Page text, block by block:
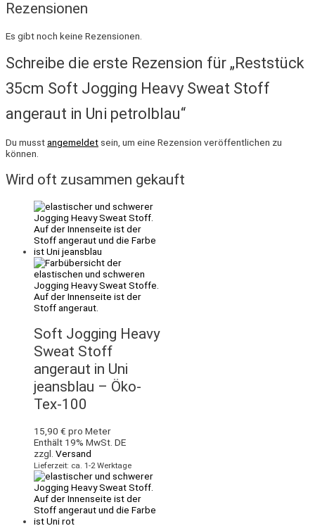
Rezensionen
Es gibt noch keine Rezensionen.
Schreibe die erste Rezension für „Reststück
35cm Soft Jogging Heavy Sweat Stoff
angeraut in Uni petrolblau“
Du musstangemeldet sein, um eine Rezension veröffentlichen zu
können.
Wird oft zusammen gekauft
Soft Jogging Heavy
Sweat Stoff
angeraut in Uni
jeansblau – Öko-
Tex-100
15,90 € pro Meter
Enthält 19% MwSt. DE
zzgl. Versand
Lieferzeit: ca. 1-2 Werktage